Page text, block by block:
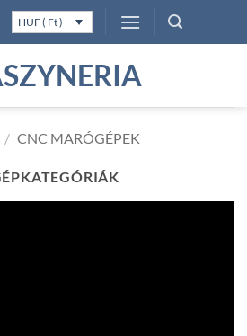
HUF ( Ft )
/ CNC MARÓGÉPEK